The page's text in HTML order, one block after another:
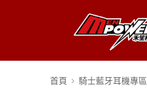
首頁 騎士藍牙耳機專區